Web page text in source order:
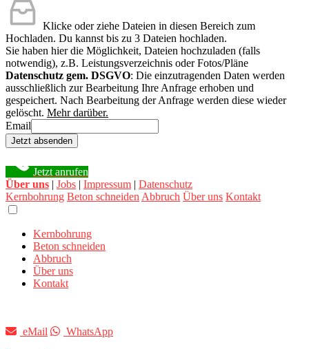
Klicke oder ziehe Dateien in diesen Bereich zum
Hochladen. Du kannst bis zu 3 Dateien hochladen.
Sie haben hier die Möglichkeit, Dateien hochzuladen (falls
notwendig), z.B. Leistungsverzeichnis oder Fotos/Pläne
Datenschutz gem. DSGVO: Die einzutragenden Daten werden
ausschließlich zur Bearbeitung Ihre Anfrage erhoben und
gespeichert. Nach Bearbeitung der Anfrage werden diese wieder
gelöscht. Mehr darüber.
Email
Jetzt absenden
Jetzt anrufen
Über uns | Jobs | Impressum | Datenschutz
Kernbohrung Beton schneiden Abbruch Über uns Kontakt
Kernbohrung
Beton schneiden
Abbruch
Über uns
Kontakt
eMail WhatsApp